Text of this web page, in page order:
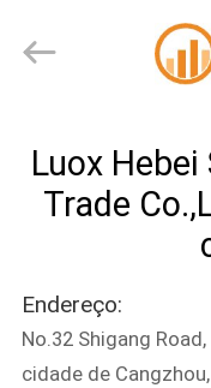
CASA
SOBRE
NÓS
Co.,Ltd.
Luox
Trade
Endereço:
No.32 Shigang
cidade de